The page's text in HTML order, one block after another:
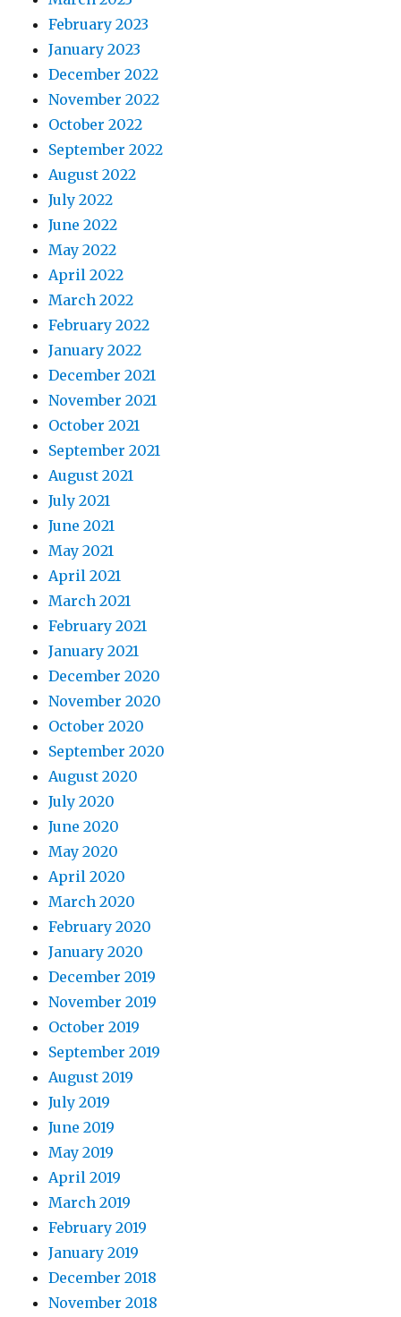
February 2023
January 2023
December 2022
November 2022
October 2022
September 2022
August 2022
July 2022
June 2022
May 2022
April 2022
March 2022
February 2022
January 2022
December 2021
November 2021
October 2021
September 2021
August 2021
July 2021
June 2021
May 2021
April 2021
March 2021
February 2021
January 2021
December 2020
November 2020
October 2020
September 2020
August 2020
July 2020
June 2020
May 2020
April 2020
March 2020
February 2020
January 2020
December 2019
November 2019
October 2019
September 2019
August 2019
July 2019
June 2019
May 2019
April 2019
March 2019
February 2019
January 2019
December 2018
November 2018